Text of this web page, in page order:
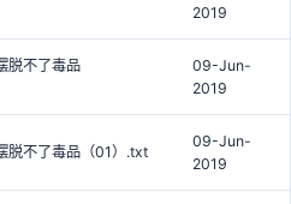
2019
脱不了毒品
09-Jun-
2019
脱不了毒品（01）.txt
09-Jun-
2019